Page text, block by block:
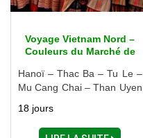
Voyage Vietnam Nord –
Couleurs du Marché de
fois par an)
Hanoï – Thac Ba – Tu Le –
Mu Cang Chai – Than Uyen
– Ninh Binh - Halong
18 jours